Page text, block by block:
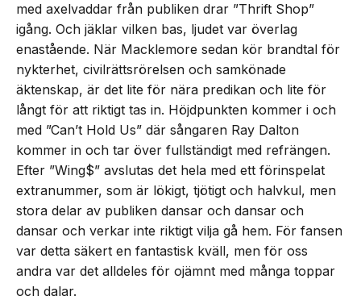
med axelvaddar från publiken drar ”Thrift Shop”
igång. Och jäklar vilken bas, ljudet var överlag
enastående. När Macklemore sedan kör brandtal för
nykterhet, civilrättsrörelsen och samkönade
äktenskap, är det lite för nära predikan och lite för
långt för att riktigt tas in. Höjdpunkten kommer i och
med ”Can’t Hold Us” där sångaren Ray Dalton
kommer in och tar över fullständigt med refrängen.
Efter ”Wing$” avslutas det hela med ett förinspelat
extranummer, som är lökigt, tjötigt och halvkul, men
stora delar av publiken dansar och dansar och
dansar och verkar inte riktigt vilja gå hem. För fansen
var detta säkert en fantastisk kväll, men för oss
andra var det alldeles för ojämnt med många toppar
och dalar.